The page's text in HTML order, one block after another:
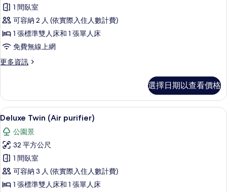
Twin
(Air
purifier)
的
所
片
1 間臥室
可容納 2 人 (依實際入住人數計費)
1 張標準雙人床和 1 張單人床
免費無線上網
更多資訊
更
(Air
purifier)
的
詳
情
選擇日期以查看價格
顯
示
Deluxe
Twin
(Air
purifier)
的
Deluxe Twin (Air purifier) | 羽絨被、
9
Deluxe Twin (Air purifier)
公園景
32 平方公尺
1 間臥室
可容納 3 人 (依實際入住人數計費)
1 張標準雙人床和 1 張單人床